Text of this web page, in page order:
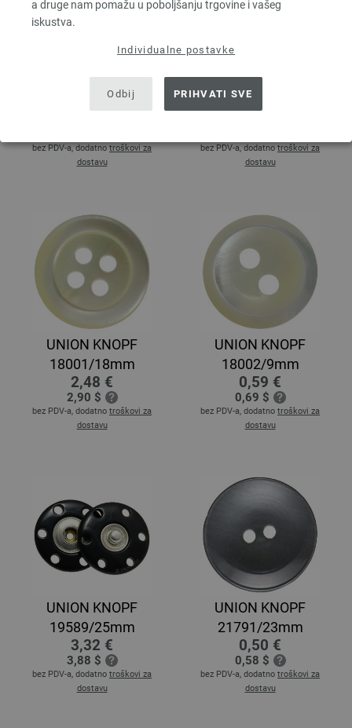
a druge nam pomažu u poboljšanju trgovine i vašeg
iskustva.
Individualne postavke
Odbij PRIHVATI SVE
UNION KNOPF
18001/12mm
bez PDV-a, dodatnotroškovi za
dostavu
UNION KNOPF
18001/14mm
bez PDV-a, dodatnotroškovi za
dostavu
UNION KNOPF
18001/18mm
2,48 €
2,90 $
bez PDV-a, dodatno troškovi za
dostavu
UNION KNOPF
18002/9mm
0,59 €
0,69 $
bez PDV-a, dodatno troškovi za
dostavu
UNION KNOPF
19589/25mm
3,32 €
3,88 $
bez PDV-a, dodatno troškovi za
dostavu
UNION KNOPF
21791/23mm
0,50 €
0,58 $
bez PDV-a, dodatno troškovi za
dostavu